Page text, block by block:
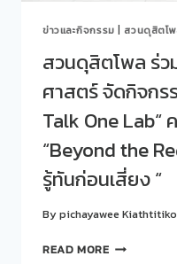
ครั้ง
ที่
418(12)
EP.4
“คุย
คนละ…
เดียวกัน
ของ
GEN
B-
Y-
ข่าวและกิจกรรม สวนดุสิตโ
สวนดุสิตโพล ร่
ศาสตร์ จัดกิจกร
Talk One Lab“
“Beyond the
รู้ทันก่อนเสี่ยง “
Bypichayawee
READ MOREสวน